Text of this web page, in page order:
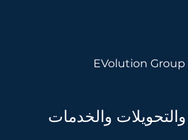
والخدمات